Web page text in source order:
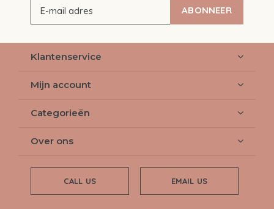
ABONNEER
Klantenservice
Mijn account
Categorieën
Over ons
CALL US EMAIL US